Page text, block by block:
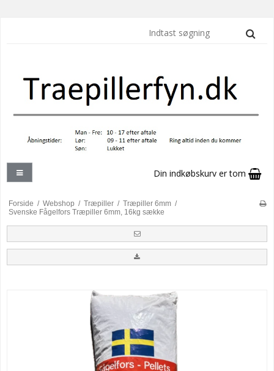
Din indkøbskurv er tom
Forside / Webshop / Træpiller / Træpiller 6mm /
Svenske Fågelfors Træpiller 6mm, 16kg sække